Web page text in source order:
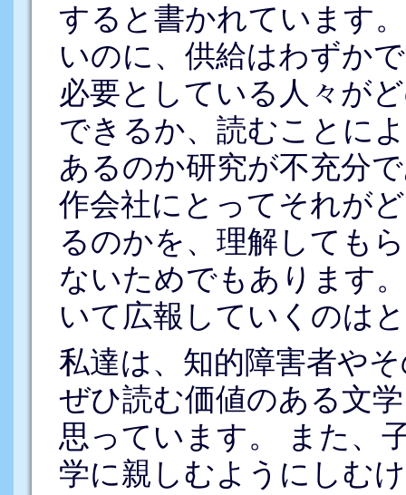
すると書かれています
いのに、供給はわずか
必要としている人々が
できるか、読むことに
あるのか研究が不充分
作会社にとってそれが
るのかを、理解しても
ないためでもあります
いて広報していくのは
私達は、知的障害者や
ぜひ読む価値のある文
思っています。 また、
学に親しむようにしむ